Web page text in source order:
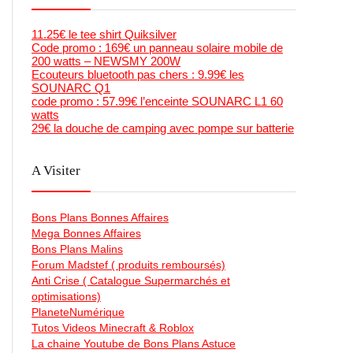
11.25€ le tee shirt Quiksilver
Code promo : 169€ un panneau solaire mobile de
200 watts – NEWSMY 200W
Ecouteurs bluetooth pas chers : 9.99€ les
SOUNARC Q1
code promo : 57.99€ l’enceinte SOUNARC L1 60
watts
29€ la douche de camping avec pompe sur batterie
A Visiter
Bons Plans Bonnes Affaires
Mega Bonnes Affaires
Bons Plans Malins
Forum Madstef ( produits remboursés)
Anti Crise ( Catalogue Supermarchés et
optimisations)
PlaneteNumérique
Tutos Videos Minecraft & Roblox
La chaine Youtube de Bons Plans Astuce